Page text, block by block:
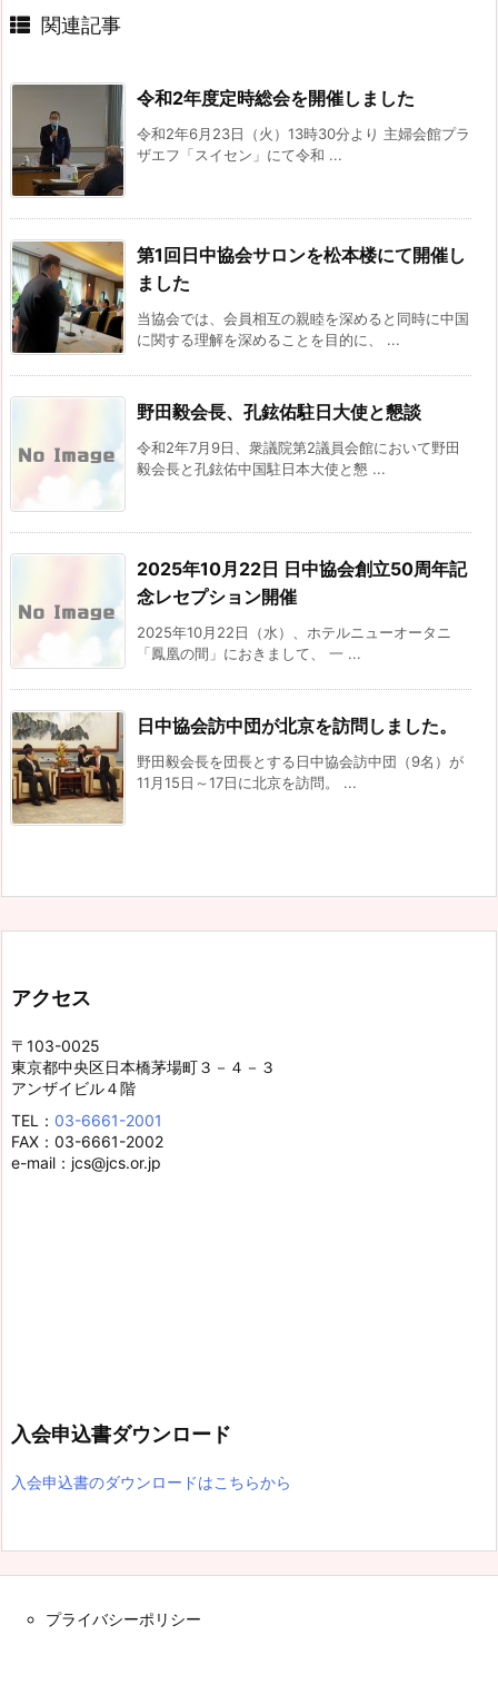
関連記事
令和2年度定時総会を開催しました
令和2年6月23日（火）13時30分より 主婦会館プラ
ザエフ「スイセン」にて令和 ...
第1回日中協会サロンを松本楼にて開催し
ました
当協会では、会員相互の親睦を深めると同時に中国
に関する理解を深めることを目的に、 ...
野田毅会長、孔鉉佑駐日大使と懇談
令和2年7月9日、衆議院第2議員会館において野田
毅会長と孔鉉佑中国駐日本大使と懇 ...
2025年10月22日 日中協会創立50周年記
念レセプション開催
2025年10月22日（水）、ホテルニューオータニ
「鳳凰の間」におきまして、 一 ...
日中協会訪中団が北京を訪問しました。
野田毅会長を団長とする日中協会訪中団（9名）が
11月15日～17日に北京を訪問。 ...
アクセス
〒103-0025
東京都中央区日本橋茅場町３－４－３
アンザイビル４階
TEL： 03-6661-2001
FAX：03-6661-2002
e-mail：jcs@jcs.or.jp
入会申込書ダウンロード
入会申込書のダウンロードはこちらから
プライバシーポリシー